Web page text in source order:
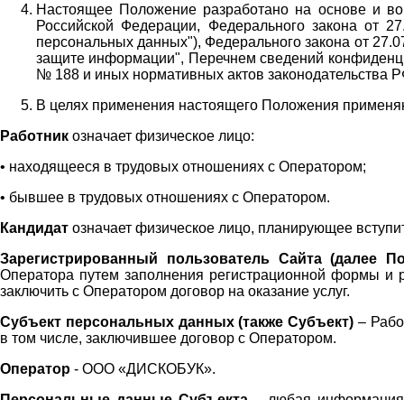
Настоящее Положение разработано на основе и во
Российской Федерации, Федерального закона
персональных данных"), Федерального закона от
защите информации", Перечнем сведений
№ 188 и иных нормативных актов законодательства
В целях применения настоящего Положения
Работник означает физическое лицо:
• находящееся в трудовых отношениях с Оператором;
• бывшее в трудовых отношениях с Оператором.
Кандидат означает физическое лицо, планирующее
Зарегистрированный пользователь Сайта (далее
Оператора путем заполнения регистрационной формы и
заключить с Оператором договор на оказание услуг.
Субъект персональных данных (также Субъект) –
в том числе, заключившее договор с Оператором.
Оператор - ООО «ДИСКОБУК».